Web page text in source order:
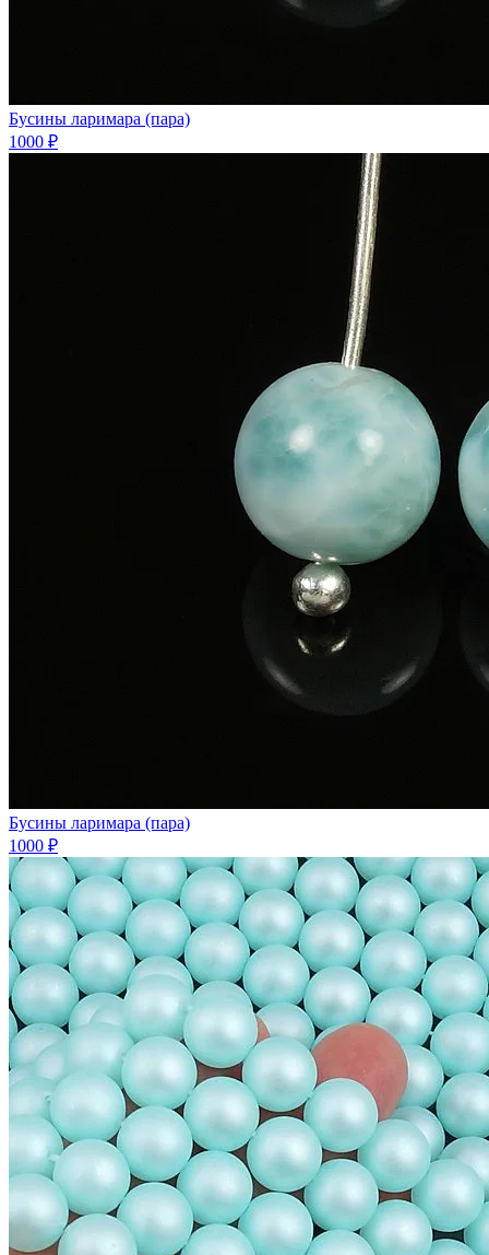
Бусины ларимара (пара)
1000 ₽
Бусины ларимара (пара)
1000 ₽